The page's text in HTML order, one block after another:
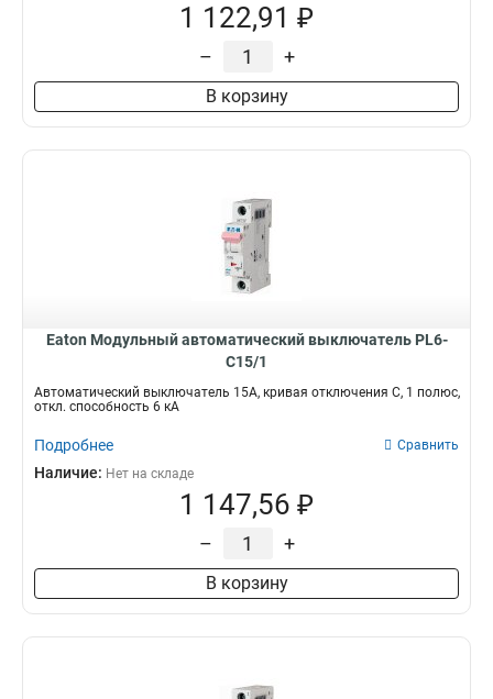
1 122,91 ₽
– +
В корзину
Eaton Модульный автоматический выключатель PL6-
C15/1
Автоматический выключатель 15А, кривая отключения C, 1 полюс,
откл. способность 6 кА
Подробнее Сравнить
Наличие: Нет на складе
1 147,56 ₽
– +
В корзину